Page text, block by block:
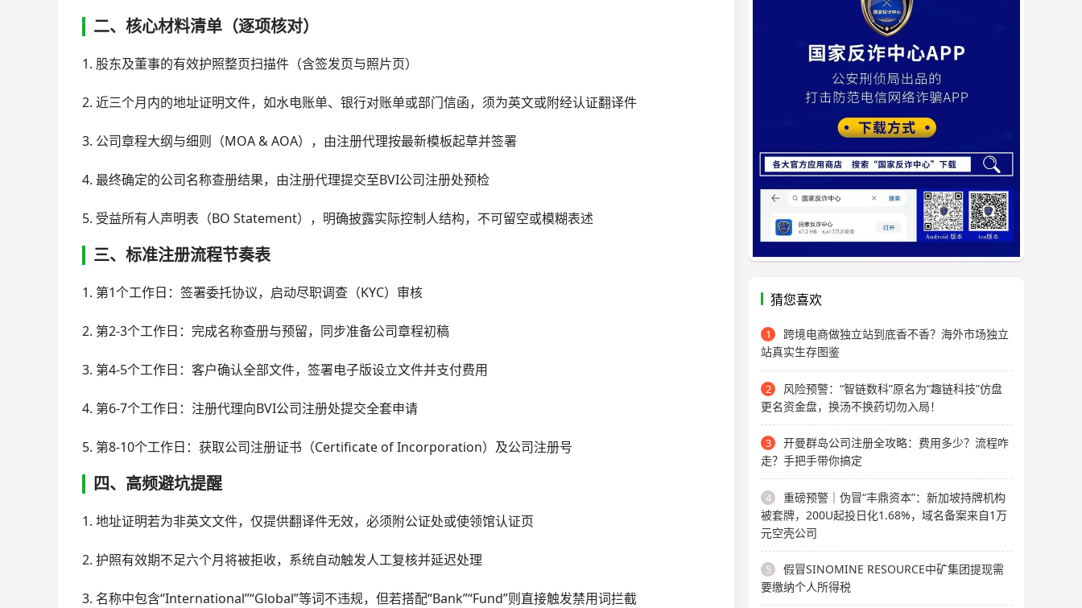
二、核心材料清单（逐项核对）
1. 股东及董事的有效护照整页扫描件（含签发页与照片页）
2. 近三个月内的地址证明文件，如水电账单、银行对账单或部门信函，须为英文或附经认证翻译件
3. 公司章程大纲与细则（MOA & AOA），由注册代理按最新模板起草并签署
4. 最终确定的公司名称查册结果，由注册代理提交至BVI公司注册处预检
5. 受益所有人声明表（BO Statement），明确披露实际控制人结构，不可留空或模糊表述
三、标准注册流程节奏表
1. 第1个工作日：签署委托协议，启动尽职调查（KYC）审核
2. 第2-3个工作日：完成名称查册与预留，同步准备公司章程初稿
3. 第4-5个工作日：客户确认全部文件，签署电子版设立文件并支付费用
4. 第6-7个工作日：注册代理向BVI公司注册处提交全套申请
5. 第8-10个工作日：获取公司注册证书（Certificate of Incorporation）及公司注册号
四、高频避坑提醒
1. 地址证明若为非英文文件，仅提供翻译件无效，必须附公证处或使领馆认证页
2. 护照有效期不足六个月将被拒收，系统自动触发人工复核并延迟处理
3. 名称中包含“International”“Global”等词不违规，但若搭配“Bank”“Fund”则直接触发禁用词拦截
猜您喜欢
1
跨境电商做独立站到底香不香？海外市场独立
站真实生存图鉴
2
风险预警：“智链数科”原名为“趣链科技”仿盘
更名资金盘，换汤不换药切勿入局！
3
开曼群岛公司注册全攻略：费用多少？流程咋
走？手把手带你搞定
4
重磅预警｜伪冒“丰鼎资本”：新加坡持牌机构
被套牌，200U起投日化1.68%，域名备案来自1万
元空壳公司
5
假冒SINOMINE RESOURCE中矿集团提现需
要缴纳个人所得税